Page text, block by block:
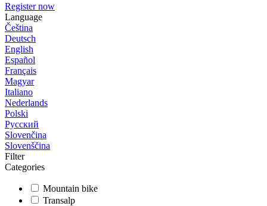
Register now
Language
Čeština
Deutsch
English
Español
Français
Magyar
Italiano
Nederlands
Polski
Русский
Slovenčina
Slovenščina
Filter
Categories
Mountain bike
Transalp